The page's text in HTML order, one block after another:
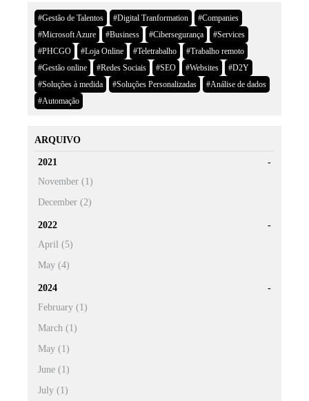
#Gestão de Talentos #Digital Tranformation
#Companies
#Microsoft Azure
#Business #Cibersegurança
#Services
#PHCGO
#Loja Online #Teletrabalho
#Trabalho remoto
#Gestão online
#Redes Sociais #SEO #Websites
#D2Y
#Soluções à medida
#Soluções Personalizadas
#Análise de dados
#Automação
ARQUIVO
2021
November (1)
December (2)
2022
April (5)
May (4)
2024
February (1)
March (1)
May (1)
June (1)
July (1)